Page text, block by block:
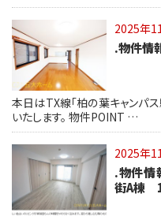
2025年
.物件情
本日はTX線「柏の葉キャンパ
いたします。 物件POINT …
2025年
.物件情
街A棟